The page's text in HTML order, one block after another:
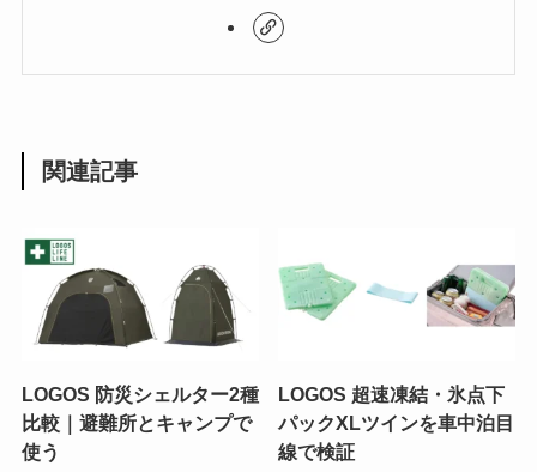
関連記事
LOGOS 防災シェルター2種
比較｜避難所とキャンプで
使う
LOGOS 超速凍結・氷点下
パックXLツインを車中泊目
線で検証